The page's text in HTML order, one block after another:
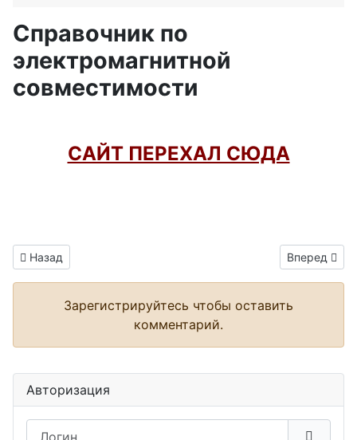
Справочник по
электромагнитной
совместимости
САЙТ ПЕРЕХАЛ СЮДА
Информация о материале
Предыдущий: ДХО 3 24V (DRL-3-24V) ПВХ оболочка
Назад Следующий:
Вперед
Зарегистрируйтесь чтобы оставить
комментарий.
Авторизация